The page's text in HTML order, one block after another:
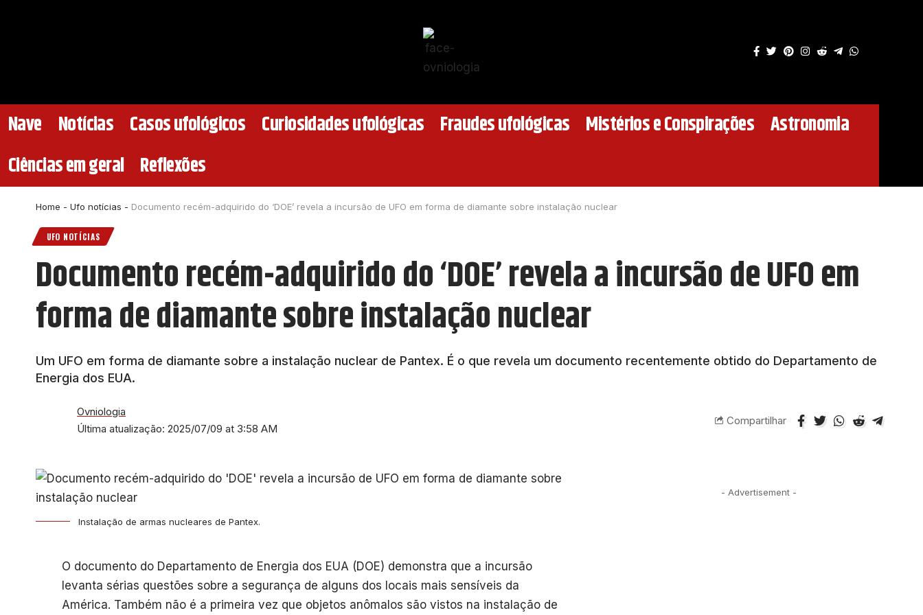
Nave Notícias Casos ufológicos Curiosidades ufológicas Fraudes ufológicas Mistérios e Conspirações Astronomia
Ciências em geral Reflexões
Home - Ufo notícias - Documento recém-adquirido do ‘DOE’ revela a incursão de UFO em forma de diamante sobre instalação nuclear
UFO NOTÍCIAS
Documento recém-adquirido do ‘DOE’ revela a incursão de UFO em
forma de diamante sobre instalação nuclear
Um UFO em forma de diamante sobre a instalação nuclear de Pantex. É o que revela um documento recentemente obtido do Departamento de
Energia dos EUA.
Última atualização: 2025/07/09 at 3:58 AM
Ovniologia
Compartilhar
Instalação de armas nucleares de Pantex.
O documento do Departamento de Energia dos EUA (DOE) demonstra que a incursão
levanta sérias questões sobre a segurança de alguns dos locais mais sensíveis da
América. Também não é a primeira vez que objetos anômalos são vistos na instalação de
- Advertisement -